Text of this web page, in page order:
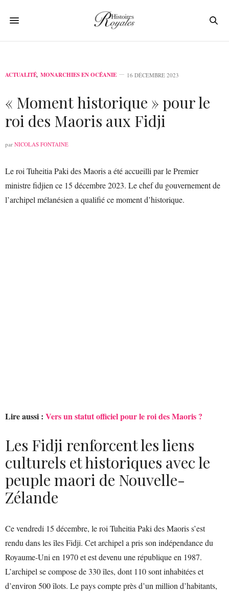
ACTUALITÉ, MONARCHIES EN OCÉANIE 16 DÉCEMBRE 2023
« Moment historique » pour le
roi des Maoris aux Fidji
par NICOLAS FONTAINE
Le roi Tuheitia Paki des Maoris a été accueilli par le Premier
ministre fidjien ce 15 décembre 2023. Le chef du gouvernement de
l’archipel mélanésien a qualifié ce moment d’historique.
Lire aussi : Vers un statut officiel pour le roi des Maoris ?
Les Fidji renforcent les liens
culturels et historiques avec le
peuple maori de Nouvelle-
Zélande
Ce vendredi 15 décembre, le roi Tuheitia Paki des Maoris s’est
rendu dans les îles Fidji. Cet archipel a pris son indépendance du
Royaume-Uni en 1970 et est devenu une république en 1987.
L’archipel se compose de 330 îles, dont 110 sont inhabitées et
d’environ 500 îlots. Le pays compte près d’un million d’habitants,